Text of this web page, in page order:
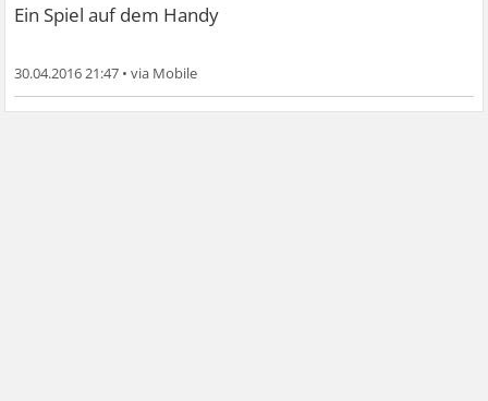
Ein Spiel auf dem Handy
30.04.2016 21:47 •